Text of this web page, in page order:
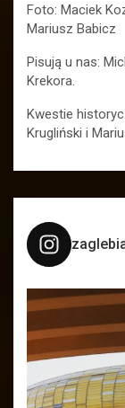
Foto: Maciek
Mariusz Babicz
Pisują u nas:
Krekora.
Kwestie
Krugliński i